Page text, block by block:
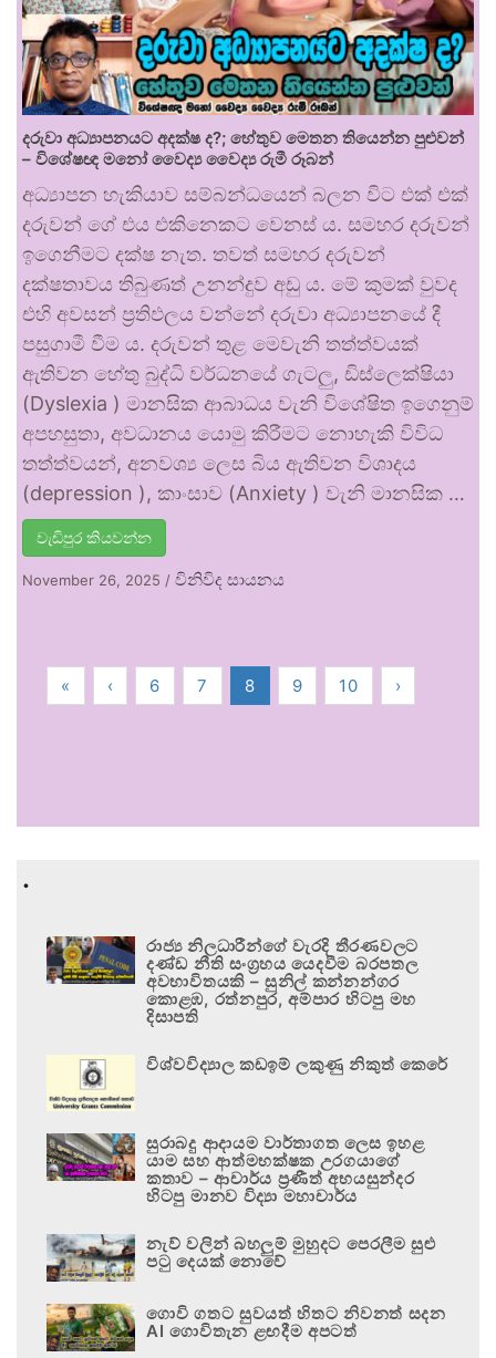
දරුවා අධ්‍යාපනයට අදක්ෂ ද?; හේතුව මෙතන තියෙන්න පුළුවන්
– විශේෂඥ මනෝ වෛද්‍ය වෛද්‍ය රුමී රූබන්
අධ්‍යාපන හැකියාව සම්බන්ධයෙන් බලන විට එක් එක්
දරුවන් ගේ එය එකිනෙකට වෙනස් ය. සමහර දරුවන්
ඉගෙනීමට දක්ෂ නැත. තවත් සමහර දරුවන්
දක්ෂතාවය තිබුණත් උනන්දුව අඩු ය. මේ කුමක් වුවද
එහි අවසන් ප්‍රතිඵලය වන්නේ දරුවා අධ්‍යාපනයේ දී
පසුගාමී වීම ය. දරුවන් තුළ මෙවැනි තත්ත්වයක්
ඇතිවන හේතු බුද්ධි වර්ධනයේ ගැටලු, ඩිස්ලෙක්ෂියා
(Dyslexia ) මානසික ආබාධය වැනි විශේෂිත ඉගෙනුම්
අපහසුතා, අවධානය යොමු කිරීමට නොහැකි විවිධ
තත්ත්වයන්, අනවශ්‍ය ලෙස බිය ඇතිවන විශාදය
(depression ), කාංසාව (Anxiety ) වැනි මානසික …
වැඩිපුර කියවන්න
November 26, 2025 / විනිවිද සායනය
« ‹ 6 7 8 9 10 ›
.
රාජ්‍ය නිලධාරීන්ගේ වැරදි තීරණවලට
දණ්ඩ නීති සංග්‍රහය යෙදවීම බරපතල
අවභාවිතයකි – සුනිල් කන්නන්ගර
කොළඹ, රත්නපුර, අම්පාර හිටපු මහ
දිසාපති
විශ්වවිද්‍යාල කඩඉම් ලකුණු නිකුත් කෙරේ
සුරාබදු ආදායම වාර්තාගත ලෙස ඉහළ
යාම සහ ආත්මභක්ෂක උරගයාගේ
කතාව – ආචාර්ය ප්‍රණීත් අභයසුන්දර
හිටපු මානව විද්‍යා මහාචාර්ය
නැව් වලින් බහලුම් මුහුදට පෙරලීම සුළු
පටු දෙයක් නොවේ
ගොවි ගතට සුවයත් හිතට නිවනත් සදන
AI ගොවිතැන ළඟදීම අපටත්